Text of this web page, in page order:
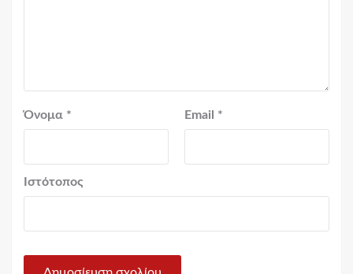
Όνομα * Email *
Ιστότοπος